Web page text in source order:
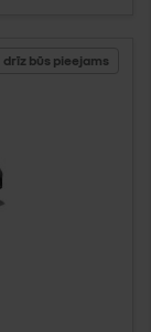
drīz būs pieejams